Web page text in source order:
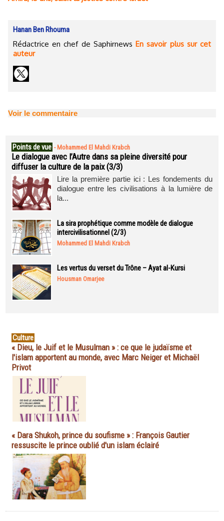
Hanan Ben Rhouma
Rédactrice en chef de SaphirnewsEn savoir plus sur cet
auteur
Voir le commentaire
Points de vue - Mohammed El Mahdi Krabch
Le dialogue avec l’Autre dans sa pleine diversité pour
diffuser la culture de la paix (3/3)
Lire la première partie ici : Les fondements du
dialogue entre les civilisations à la lumière de
la...
La sira prophétique comme modèle de dialogue
intercivilisationnel (2/3)
Mohammed El Mahdi Krabch
Les vertus du verset du Trône – Ayat al-Kursi
Housman Omarjee
Culture
« Dieu, le Juif et le Musulman » : ce que le judaïsme et
l'islam apportent au monde, avec Marc Neiger et Michaël
Privot
« Dara Shukoh, prince du soufisme » : François Gautier
ressuscite le prince oublié d'un islam éclairé